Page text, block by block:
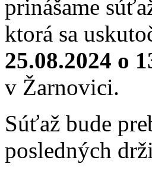
prinášame
ktorá sa
25.08.2024 o
v Žarnovici.
Súťaž bude
posledných